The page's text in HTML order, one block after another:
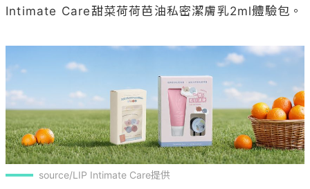
Intimate Care甜菜荷荷芭油私密潔膚乳2ml體驗包。
source/LIP Intimate Care提供